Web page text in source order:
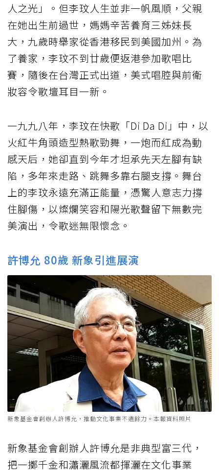
人之光」。但李玟人生並非一帆風順，父親
在她出生前過世，媽媽辛苦養育三姊妹長
大，九歲時舉家從香港移民到美國加州。為
了養家，李玟不到廿歲便返港參加歌唱比
賽，隨後在台灣正式出道，美式唱腔與前衛
妝容令歌壇耳目一新。
一九九八年，李玟在快歌「Di Da Di」中，以
火紅牛角頭造型熱歌勁舞，一炮而紅成為動
感天后，她卻直到今年才坦承先天左腳有缺
陷，多年來走路、跳舞多靠右腿支撐。舞台
上的李玟永遠充滿正能量，憑驚人意志力撐
住腳傷，以燦爛笑容和陽光歌聲留下無數完
美演出，令歌迷無限懷念。
許博允 80歲 新象引進展演
新象基金會創辦人許博允，推動文化事業不遺餘力。本報資料照片
新象基金會創辦人許博允是非典型富三代，
把一擲千金和瀟灑風流都揮灑在文化事業